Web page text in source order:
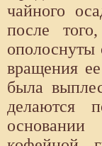
чайного
после
ополоснуты
вращения
была
делаются